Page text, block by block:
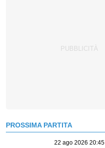
PROSSIMA PARTITA
22 ago 2026 20:45